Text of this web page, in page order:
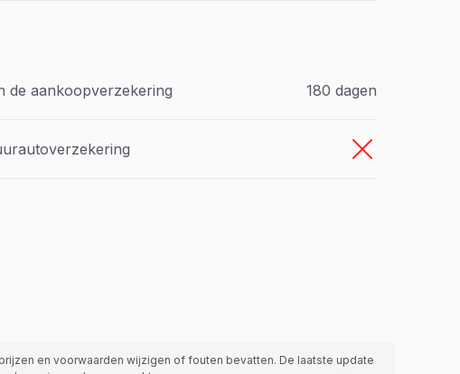
de aankoopverzekering 180 dagen
en voorwaarden wijzigen of fouten bevatten. De laatste update